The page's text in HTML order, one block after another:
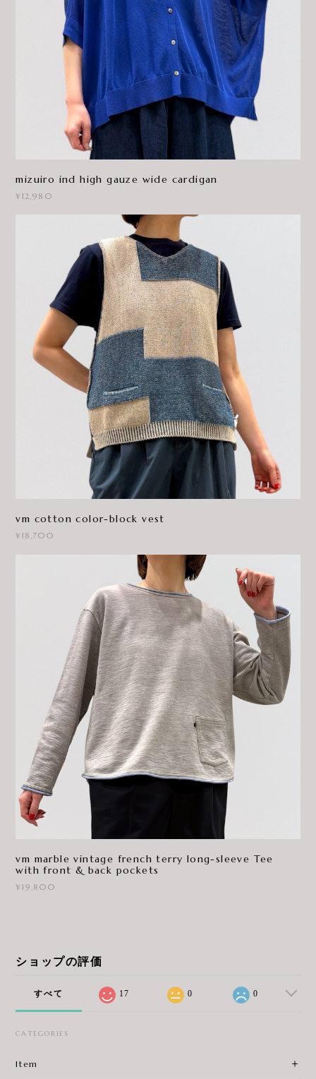
mizuiro ind high gauze wide cardigan
¥12,980
vm cotton color-block vest
¥18,700
vm marble vintage french terry long-sleeve Tee
with front & back pockets
¥19,800
ショップの評価
すべて 17 0 0
CATEGORIES
Item